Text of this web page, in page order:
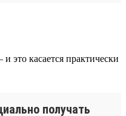
это касается практически
получать